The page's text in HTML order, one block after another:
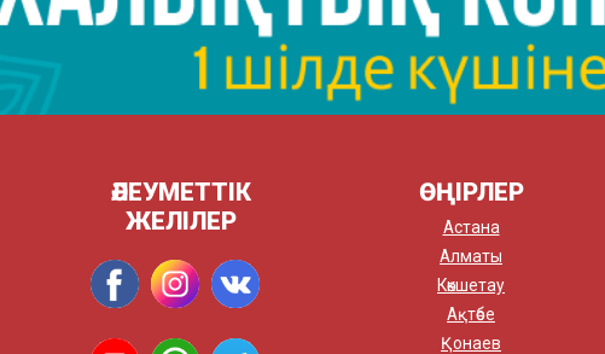
ӘЛЕУМЕТТІК
ЖЕЛІЛЕР
ӨҢІРЛЕР
Астана
Алматы
Көкшетау
Ақтөбе
Қонаев